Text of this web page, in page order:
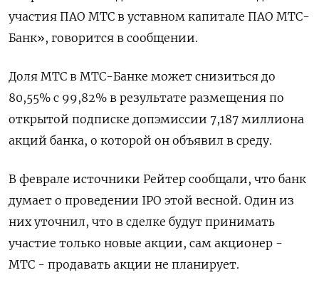
участия ПАО МТС в уставном капитале ПАО МТС-
Банк», говорится в сообщении.
Доля МТС в МТС-Банке может снизиться до
80,55% с 99,82% в результате размещения по
открытой подписке допэмиссии 7,187 миллиона
акций банка, о которой он объявил в среду.
В феврале источники Рейтер сообщали, что банк
думает о проведении IPO этой весной. Один из
них уточнил, что в сделке будут принимать
участие только новые акции, сам акционер -
МТС - продавать акции не планирует.